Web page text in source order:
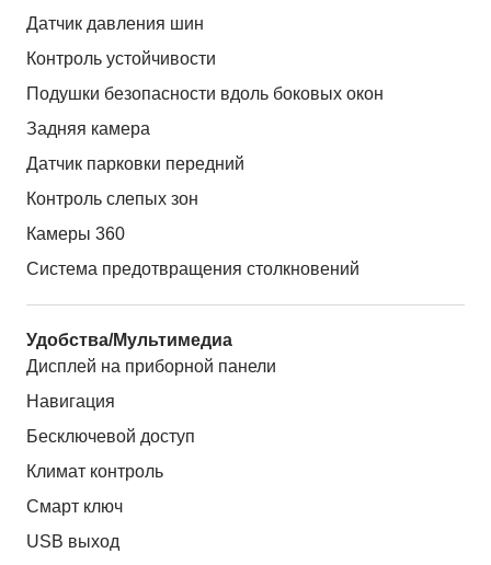
Датчик давления шин
Контроль устойчивости
Подушки безопасности вдоль боковых окон
Задняя камера
Датчик парковки передний
Контроль слепых зон
Камеры 360
Система предотвращения столкновений
Удобства/Мультимедиа
Дисплей на приборной панели
Навигация
Бесключевой доступ
Климат контроль
Смарт ключ
USB выход